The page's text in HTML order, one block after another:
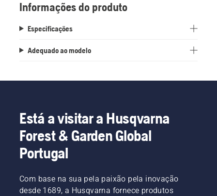
Informações do produto
Especificações
Adequado ao modelo
Está a visitar a Husqvarna
Forest & Garden Global
Portugal
Com base na sua pela paixão pela inovação
desde 1689, a Husqvarna fornece produtos